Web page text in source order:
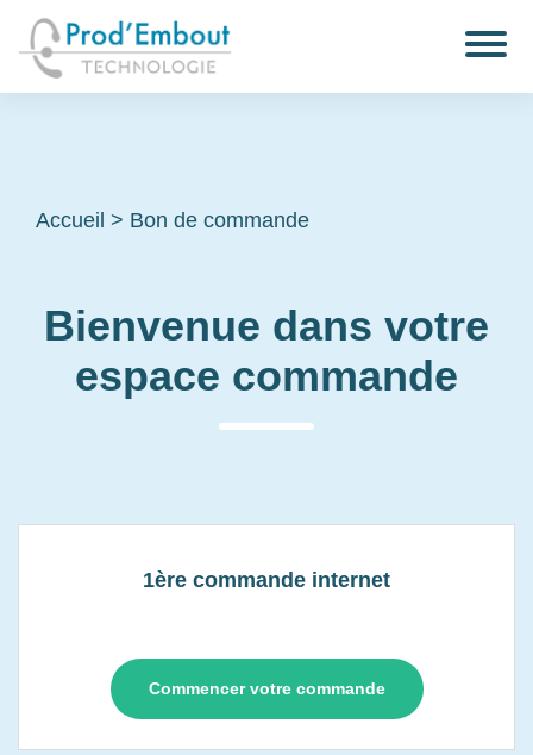
Accueil > Bon de commande
Bienvenue dans votre
espace commande
1ère commande internet
Commencer votre commande